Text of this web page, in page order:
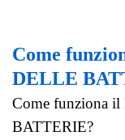
Come
DELLE
Come funziona
BATTERIE?